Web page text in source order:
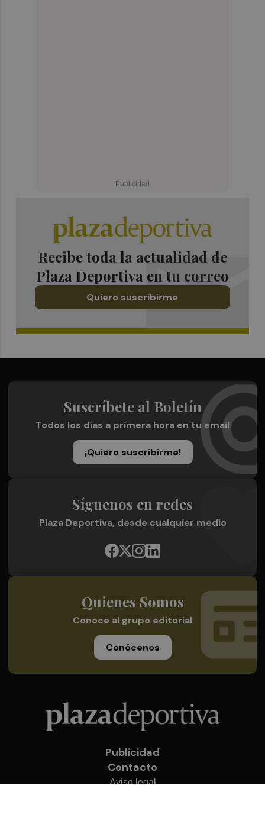
Recibe toda la actualidad de
Plaza Deportiva en tu correo
Quiero suscribirme
Suscríbete al Boletín
Todos los días a primera hora en tu email
¡Quiero suscribirme!
Síguenos en redes
Plaza Deportiva, desde cualquier medio
Quienes Somos
Conoce al grupo editorial
Conócenos
Publicidad
Contacto
Aviso legal